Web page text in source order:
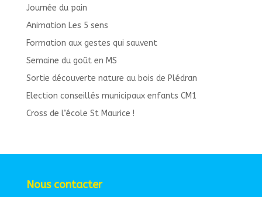
Journée du pain
Animation Les 5 sens
Formation aux gestes qui sauvent
Semaine du goût en MS
Sortie découverte nature au bois de Plédran
Election conseillés municipaux enfants CM1
Cross de l’école St Maurice !
Nous contacter